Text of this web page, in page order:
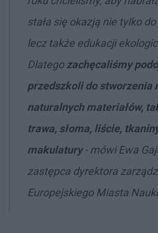
stała się okazją nie tylko
lecz także edukacji
Dlategozachęcaliśmy
przedszkoli do stworzenia
naturalnych materiałów,
trawa, słoma, liście,
makulatury- mówi Ewa
zastępca dyrektora
Europejskiego Miasta